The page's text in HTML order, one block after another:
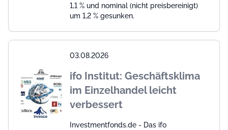
1,1 % und nominal (nicht preisbereinigt)
um 1,2 % gesunken.
03.08.2026
ifo Institut: Geschäftsklima
im Einzelhandel leicht
verbessert
Investmentfonds.de - Das ifo